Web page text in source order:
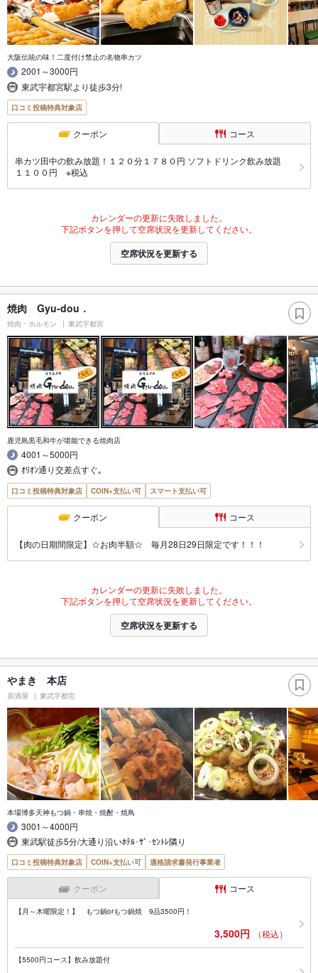
大阪伝統の味！二度付け禁止の名物串カツ
2001～3000円
東武宇都宮駅より徒歩3分!
口コミ投稿特典対象店
クーポン コース
串カツ田中の飲み放題！１２０分１７８０円 ソフトドリンク飲み放題
１１００円 ※税込
カレンダーの更新に失敗しました。
下記ボタンを押して空席状況を更新してください。
空席状況を更新する
焼肉 Gyu‐dou．
焼肉・ホルモン 東武宇都宮
鹿児島黒毛和牛が堪能できる焼肉店
4001～5000円
ｵﾘｵﾝ通り交差点すぐ｡
口コミ投稿特典対象店 COIN+支払い可 スマート支払い可
クーポン コース
【肉の日期間限定】☆お肉半額☆ 毎月28日29日限定です！！！
カレンダーの更新に失敗しました。
下記ボタンを押して空席状況を更新してください。
空席状況を更新する
やまき 本店
居酒屋 東武宇都宮
本場博多天神もつ鍋・串焼・焼酎・焼鳥
3001～4000円
東武駅徒歩5分/大通り沿いﾎﾃﾙ･ｻﾞ･ｾﾝﾄﾚ隣り
口コミ投稿特典対象店 COIN+支払い可 適格請求書発行事業者
クーポン コース
【月～木曜限定！】 もつ鍋orもつ鍋焼 9品3500円！
3,500円 （税込）
【5500円コース】飲み放題付